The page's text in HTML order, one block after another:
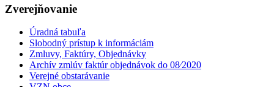
Zverejňovanie
Úradná tabuľa
Slobodný prístup k informáciám
Zmluvy, Faktúry, Objednávky
Archív zmlúv faktúr objednávok do 08⁄2020
Verejné obstarávanie